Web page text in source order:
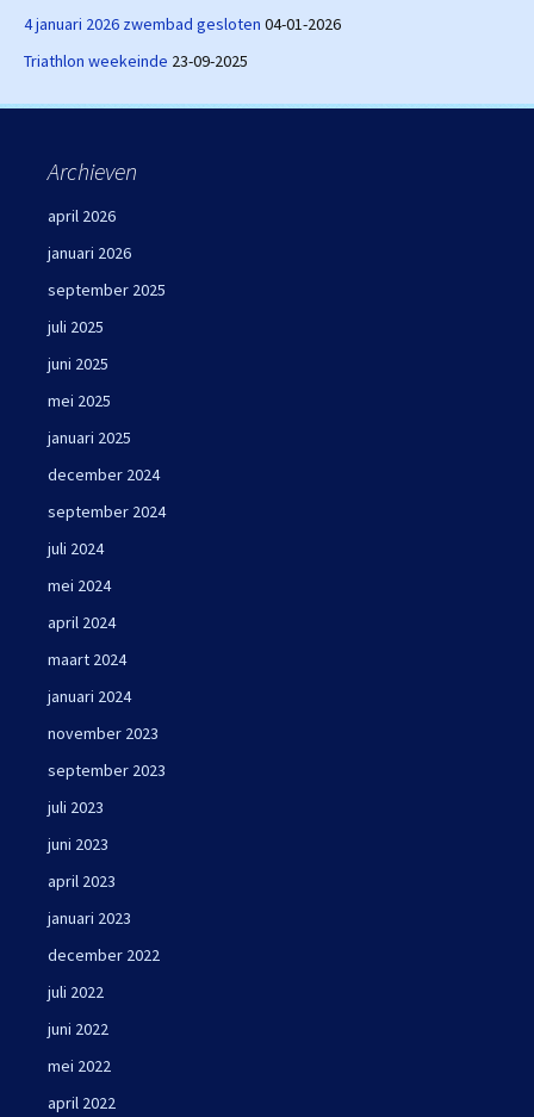
4 januari 2026 zwembad gesloten 04-01-2026
Triathlon weekeinde 23-09-2025
Archieven
april 2026
januari 2026
september 2025
juli 2025
juni 2025
mei 2025
januari 2025
december 2024
september 2024
juli 2024
mei 2024
april 2024
maart 2024
januari 2024
november 2023
september 2023
juli 2023
juni 2023
april 2023
januari 2023
december 2022
juli 2022
juni 2022
mei 2022
april 2022